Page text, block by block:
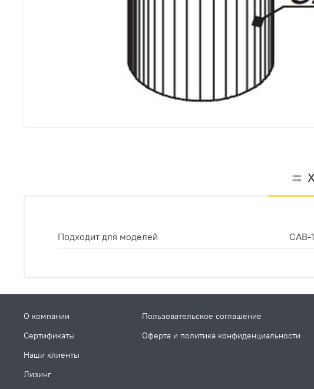
Подходит для моделей CAB-
О компании
Сертификаты
Наши клиенты
Лизинг
Пользовательское соглашение
Оферта и политика конфиденциальности